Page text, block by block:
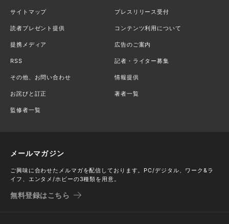
サイトマップ プレスリリース受付
読者プレゼント提供 コンテンツ利用について
提携メディア 広告のご案内
RSS 記者・ライター募集
その他、お問い合わせ 情報提供
お詫びと訂正 著者一覧
監修者一覧
メールマガジン
ご興味に合わせたメルマガを配信しております。PC/デジタル、ワーク&ラ
イフ、エンタメ/ホビーの3種類を用意。
無料登録はこちら